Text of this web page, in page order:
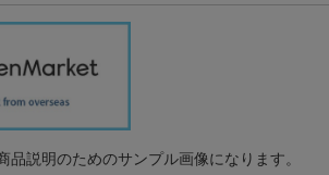
品説明のためのサンプル画像になります。